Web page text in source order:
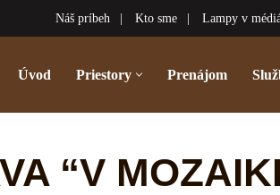
Náš príbeh Kto sme Lampy v
Úvod Priestory Prenájom
“V